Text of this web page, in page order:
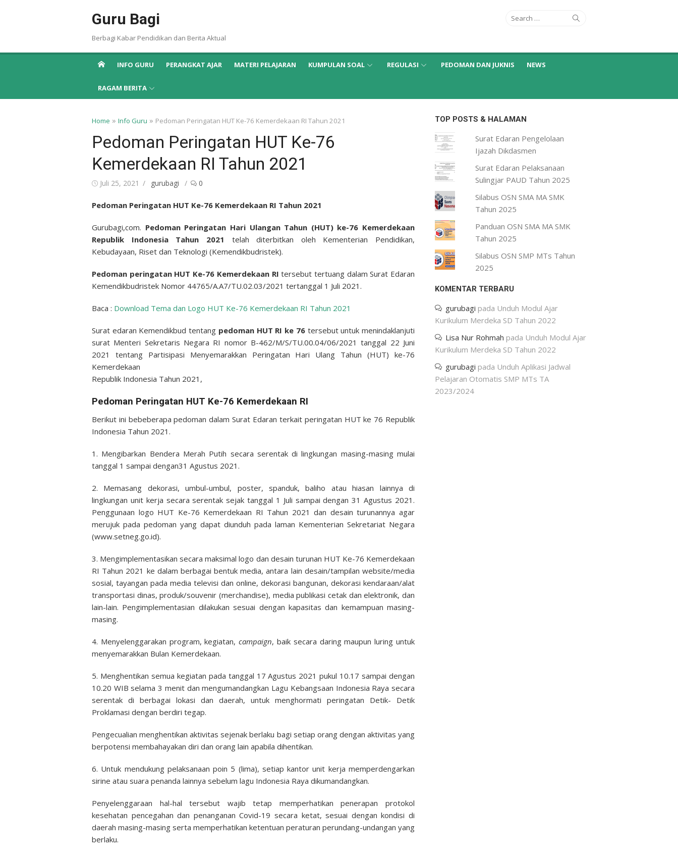
Guru Bagi
Berbagi Kabar Pendidikan dan Berita Aktual
Search
INFO GURU PERANGKAT AJAR MATERI PELAJARAN KUMPULAN SOAL REGULASI PEDOMAN DAN JUKNIS NEWS
RAGAM BERITA
Home » Info Guru » Pedoman Peringatan HUT Ke-76 Kemerdekaan RI Tahun 2021
Pedoman Peringatan HUT Ke-76
Kemerdekaan RI Tahun 2021
Posted
Juli 25, 2021 Author
gurubagi 0
Pedoman Peringatan HUT Ke-76 Kemerdekaan RI Tahun 2021
Gurubagi,com. Pedoman Peringatan Hari Ulangan Tahun (HUT) ke-76 Kemerdekaan
Republik Indonesia Tahun 2021 telah diterbitkan oleh Kementerian Pendidikan,
Kebudayaan, Riset dan Teknologi (Kemendikbudristek).
Pedoman peringatan HUT Ke-76 Kemerdekaan RI tersebut tertuang dalam Surat Edaran
Kemendikbudristek Nomor 44765/A.A7/TU.02.03/2021 tertanggal 1 Juli 2021.
Baca : Download Tema dan Logo HUT Ke-76 Kemerdekaan RI Tahun 2021
Surat edaran Kemendikbud tentang pedoman HUT RI ke 76 tersebut untuk menindaklanjuti
surat Menteri Sekretaris Negara RI nomor B-462/M/S/TU.00.04/06/2021 tanggal 22 Juni
2021 tentang Partisipasi Menyemarakkan Peringatan Hari Ulang Tahun (HUT) ke-76
Kemerdekaan
Republik Indonesia Tahun 2021,
Pedoman Peringatan HUT Ke-76 Kemerdekaan RI
Berikut ini bebeberapa pedoman dalam Surat Edaran terkait peringatan HUT ke 76 Republik
Indonesia Tahun 2021.
1. Mengibarkan Bendera Merah Putih secara serentak di lingkungan masing-masing mulai
tanggal 1 sampai dengan31 Agustus 2021.
2. Memasang dekorasi, umbul-umbul, poster, spanduk, baliho atau hiasan lainnya di
lingkungan unit kerja secara serentak sejak tanggal 1 Juli sampai dengan 31 Agustus 2021.
Penggunaan logo HUT Ke-76 Kemerdekaan RI Tahun 2021 dan desain turunannya agar
merujuk pada pedoman yang dapat diunduh pada laman Kementerian Sekretariat Negara
(www.setneg.go.id).
3. Mengimplementasikan secara maksimal logo dan desain turunan HUT Ke-76 Kemerdekaan
RI Tahun 2021 ke dalam berbagai bentuk media, antara lain desain/tampilan website/media
sosial, tayangan pada media televisi dan online, dekorasi bangunan, dekorasi kendaraan/alat
transportasi dinas, produk/souvenir (merchandise), media publikasi cetak dan elektronik, dan
lain-lain. Pengimplementasian dilakukan sesuai dengan kapasitas dan kemampuan masing-
masing.
4. Menyelenggarakan program, kegiatan,campaign, baik secara daring maupun luring untuk
menyemarakkan Bulan Kemerdekaan.
5. Menghentikan semua kegiatan pada tanggal 17 Agustus 2021 pukul 10.17 sampai dengan
10.20 WIB selama 3 menit dan mengumandangkan Lagu Kebangsaan Indonesia Raya secara
serentak di berbagai lokasi dan daerah, untuk menghormati peringatan Detik- Detik
Proklamasi dengan berdiri tegap.
Pengecualian menghentikan aktivitas sejenak berlaku bagi setiap orang dengan aktivitas yang
berpotensi membahayakan diri dan orang lain apabila dihentikan.
6. Untuk mendukung pelaksanaan poin 5 (lima), setiap kantor unit kerja memperdengarkan
sirine atau suara penanda lainnya sebelum lagu Indonesia Raya dikumandangkan.
Penyelenggaraan hal-hal tersebut wajib tetap memperhatikan penerapan protokol
kesehatan pencegahan dan penanganan Covid-19 secara ketat, sesuai dengan kondisi di
daerah masing-masing serta memperhatikan ketentuan peraturan perundang-undangan yang
berlaku.
TOP POSTS & HALAMAN
Surat Edaran Pengelolaan
Ijazah Dikdasmen
Surat Edaran Pelaksanaan
Sulingjar PAUD Tahun 2025
Silabus OSN SMA MA SMK
Tahun 2025
Panduan OSN SMA MA SMK
Tahun 2025
Silabus OSN SMP MTs Tahun
2025
KOMENTAR TERBARU
gurubagi pada Unduh Modul Ajar
Kurikulum Merdeka SD Tahun 2022
Lisa Nur Rohmah pada Unduh Modul Ajar
Kurikulum Merdeka SD Tahun 2022
gurubagi pada Unduh Aplikasi Jadwal
Pelajaran Otomatis SMP MTs TA
2023/2024